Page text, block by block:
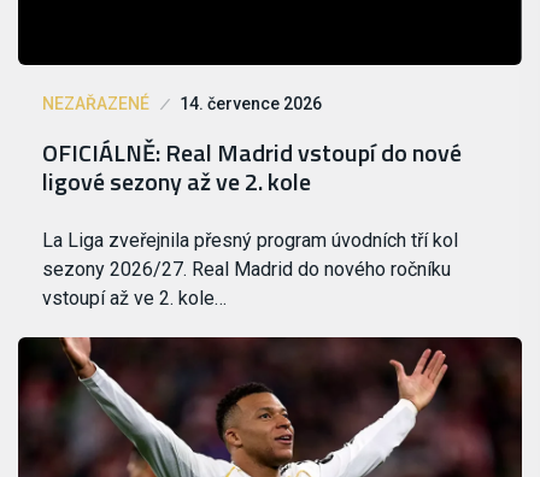
NEZAŘAZENÉ 14. července 2026
OFICIÁLNĚ: Real Madrid vstoupí do nové
ligové sezony až ve 2. kole
La Liga zveřejnila přesný program úvodních tří kol
sezony 2026/27. Real Madrid do nového ročníku
vstoupí až ve 2. kole…